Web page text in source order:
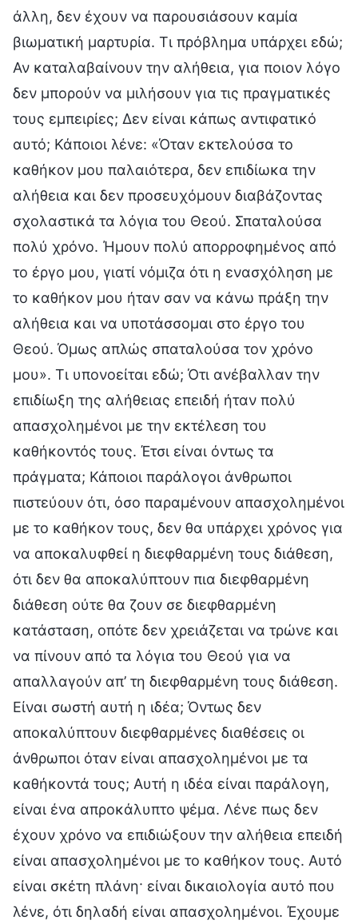
άλλη, δεν έχουν να παρουσιάσουν καμία
βιωματική μαρτυρία. Τι πρόβλημα υπάρχει εδώ;
Αν καταλαβαίνουν την αλήθεια, για ποιον λόγο
δεν μπορούν να μιλήσουν για τις πραγματικές
τους εμπειρίες; Δεν είναι κάπως αντιφατικό
αυτό; Κάποιοι λένε: «Όταν εκτελούσα το
καθήκον μου παλαιότερα, δεν επιδίωκα την
αλήθεια και δεν προσευχόμουν διαβάζοντας
σχολαστικά τα λόγια του Θεού. Σπαταλούσα
πολύ χρόνο. Ήμουν πολύ απορροφημένος από
το έργο μου, γιατί νόμιζα ότι η ενασχόληση με
το καθήκον μου ήταν σαν να κάνω πράξη την
αλήθεια και να υποτάσσομαι στο έργο του
Θεού. Όμως απλώς σπαταλούσα τον χρόνο
μου». Τι υπονοείται εδώ; Ότι ανέβαλλαν την
επιδίωξη της αλήθειας επειδή ήταν πολύ
απασχολημένοι με την εκτέλεση του
καθήκοντός τους. Έτσι είναι όντως τα
πράγματα; Κάποιοι παράλογοι άνθρωποι
πιστεύουν ότι, όσο παραμένουν απασχολημένοι
με το καθήκον τους, δεν θα υπάρχει χρόνος για
να αποκαλυφθεί η διεφθαρμένη τους διάθεση,
ότι δεν θα αποκαλύπτουν πια διεφθαρμένη
διάθεση ούτε θα ζουν σε διεφθαρμένη
κατάσταση, οπότε δεν χρειάζεται να τρώνε και
να πίνουν από τα λόγια του Θεού για να
απαλλαγούν απ’ τη διεφθαρμένη τους διάθεση.
Είναι σωστή αυτή η ιδέα; Όντως δεν
αποκαλύπτουν διεφθαρμένες διαθέσεις οι
άνθρωποι όταν είναι απασχολημένοι με τα
καθήκοντά τους; Αυτή η ιδέα είναι παράλογη,
είναι ένα απροκάλυπτο ψέμα. Λένε πως δεν
έχουν χρόνο να επιδιώξουν την αλήθεια επειδή
είναι απασχολημένοι με το καθήκον τους. Αυτό
είναι σκέτη πλάνη· είναι δικαιολογία αυτό που
λένε, ότι δηλαδή είναι απασχολημένοι. Έχουμε